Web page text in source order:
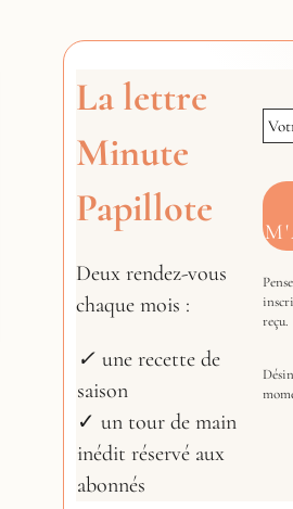
La lettre
Minute
Papillote
Deux rendez-vous
chaque mois :
✓ une recette de
saison
✓ un tour de main
inédit réservé aux
abonnés
reçu.